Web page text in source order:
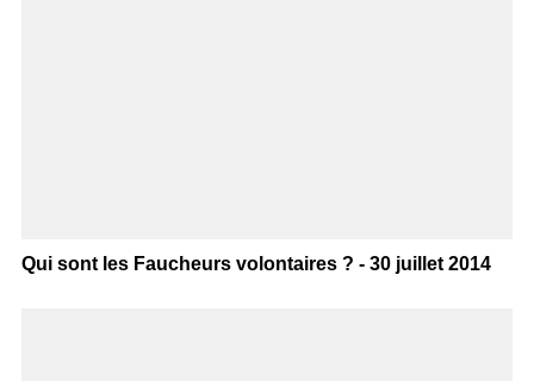
Qui sont les Faucheurs volontaires ? - 30 juillet 2014